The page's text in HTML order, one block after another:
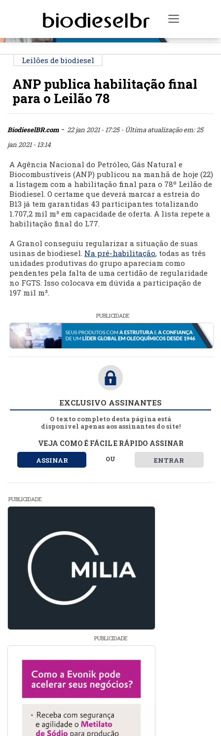
Toggle
Leilões de biodiesel
ANP publica habilitação final
para o Leilão 78
BiodieselBR.com- 22 jan 2021 - 17:25- Última atualização em: 25
jan 2021 - 13:14
A Agência Nacional do Petróleo, Gás Natural e
Biocombustíveis (ANP) publicou na manhã de hoje (22)
a listagem com a habilitação final para o 78º Leilão de
Biodiesel. O certame que deverá marcar a estreia do
B13 já tem garantidas 43 participantes totalizando
1.707,2 mil m³ em capacidade de oferta. A lista repete a
habilitação final do L77.
A Granol conseguiu regularizar a situação de suas
usinas de biodiesel. Na pré-habilitação, todas as três
unidades produtivas do grupo apareciam como
pendentes pela falta de uma certidão de regularidade
no FGTS. Isso colocava em dúvida a participação de
197 mil m³.
PUBLICIDADE
EXCLUSIVO ASSINANTES
O texto completo desta página está
disponível apenas aos assinantes do site!
VEJA COMO É FÁCIL E RÁPIDO ASSINAR
ASSINAR OU ENTRAR
PUBLICIDADE
PUBLICIDADE